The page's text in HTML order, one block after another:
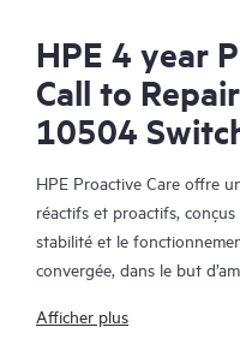
HPE 4 year
Call to
10504
HPE Proactive Care offre
réactifs et proactifs,
stabilité et le
convergée, dans le but
nombreux composants ont
Afficher plus